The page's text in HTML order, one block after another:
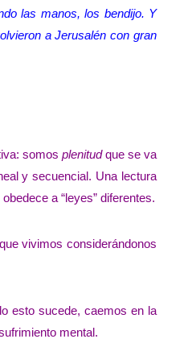
las manos, los bendijo. Y
a Jerusalén con gran
somos plenitudque se va
y secuencial. Una lectura
a “leyes” diferentes.
vivimos considerándonos
esto sucede, caemos en la
mental.